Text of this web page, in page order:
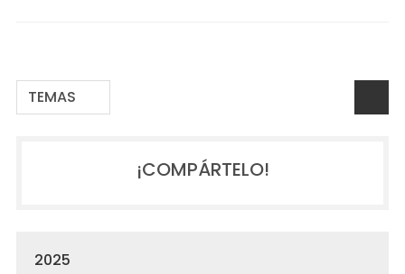
TEMAS
¡COMPÁRTELO!
2025